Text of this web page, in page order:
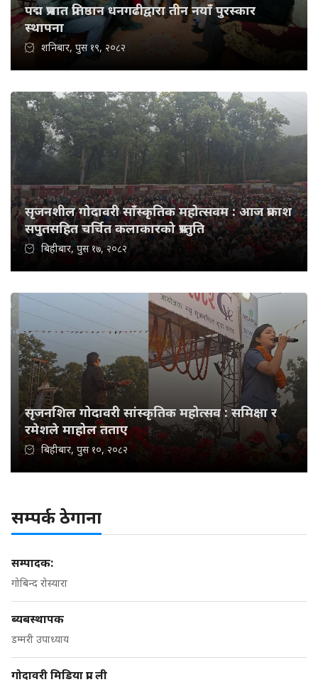
पद्म प्रभात प्रतिष्ठान धनगढीद्वारा तीन नयाँ पुरस्कार
स्थापना
शनिबार, पुस १९, २०८२
सृजनशील गोदावरी साँस्कृतिक महोत्सवम : आज प्रकाश
सपुतसहित चर्चित कलाकारको प्रस्तुति
बिहीबार, पुस १७, २०८२
सृजनशिल गोदावरी सांस्कृतिक महोत्सव : समिक्षा र
रमेशले माहोल तताए
बिहीबार, पुस १०, २०८२
सम्पर्क ठेगाना
सम्पादक:
गोबिन्द रोस्यारा
ब्यबस्थापक
डम्मरी उपाध्याय
गोदावरी मिडिया प्रा. ली